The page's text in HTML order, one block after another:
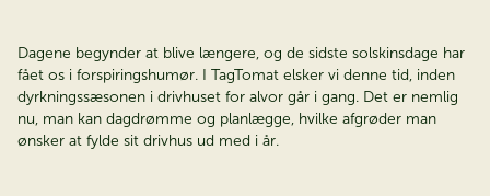
Dagene begynder at blive længere, og de sidste solskinsdage har
fået os i forspiringshumør. I TagTomat elsker vi denne tid, inden
dyrkningssæsonen i drivhuset for alvor går i gang. Det er nemlig
nu, man kan dagdrømme og planlægge, hvilke afgrøder man
ønsker at fylde sit drivhus ud med i år.